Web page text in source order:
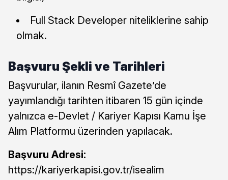
Full Stack Developer niteliklerine sahip
olmak.
Başvuru Şekli ve Tarihleri
Başvurular, ilanın Resmî Gazete’de
yayımlandığı tarihten itibaren 15 gün içinde
yalnızca e-Devlet / Kariyer Kapısı Kamu İşe
Alım Platformu üzerinden yapılacak.
Başvuru Adresi:
https://kariyerkapisi.gov.tr/isealim